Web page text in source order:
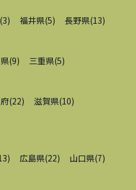
(3) 福井県(5) 長野県(13)
(9) 三重県(5)
(22) 滋賀県(10)
) 広島県(22) 山口県(7)